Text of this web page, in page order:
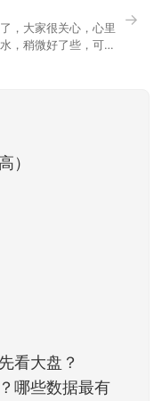
，大家很关心，心里
，稍微好了些，可没
幅超过3%的只有不到
→
）
看大盘？
哪些数据最有